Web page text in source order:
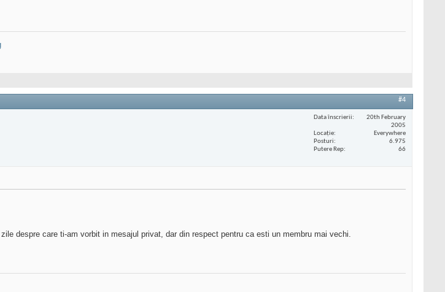
#4
Data înscrierii
20th February
2005
Locaţie
Everywhere
Posturi
6.975
Putere Rep
66
despre care ti-am vorbit in mesajul privat, dar din respect pentru ca esti un membru mai vechi.